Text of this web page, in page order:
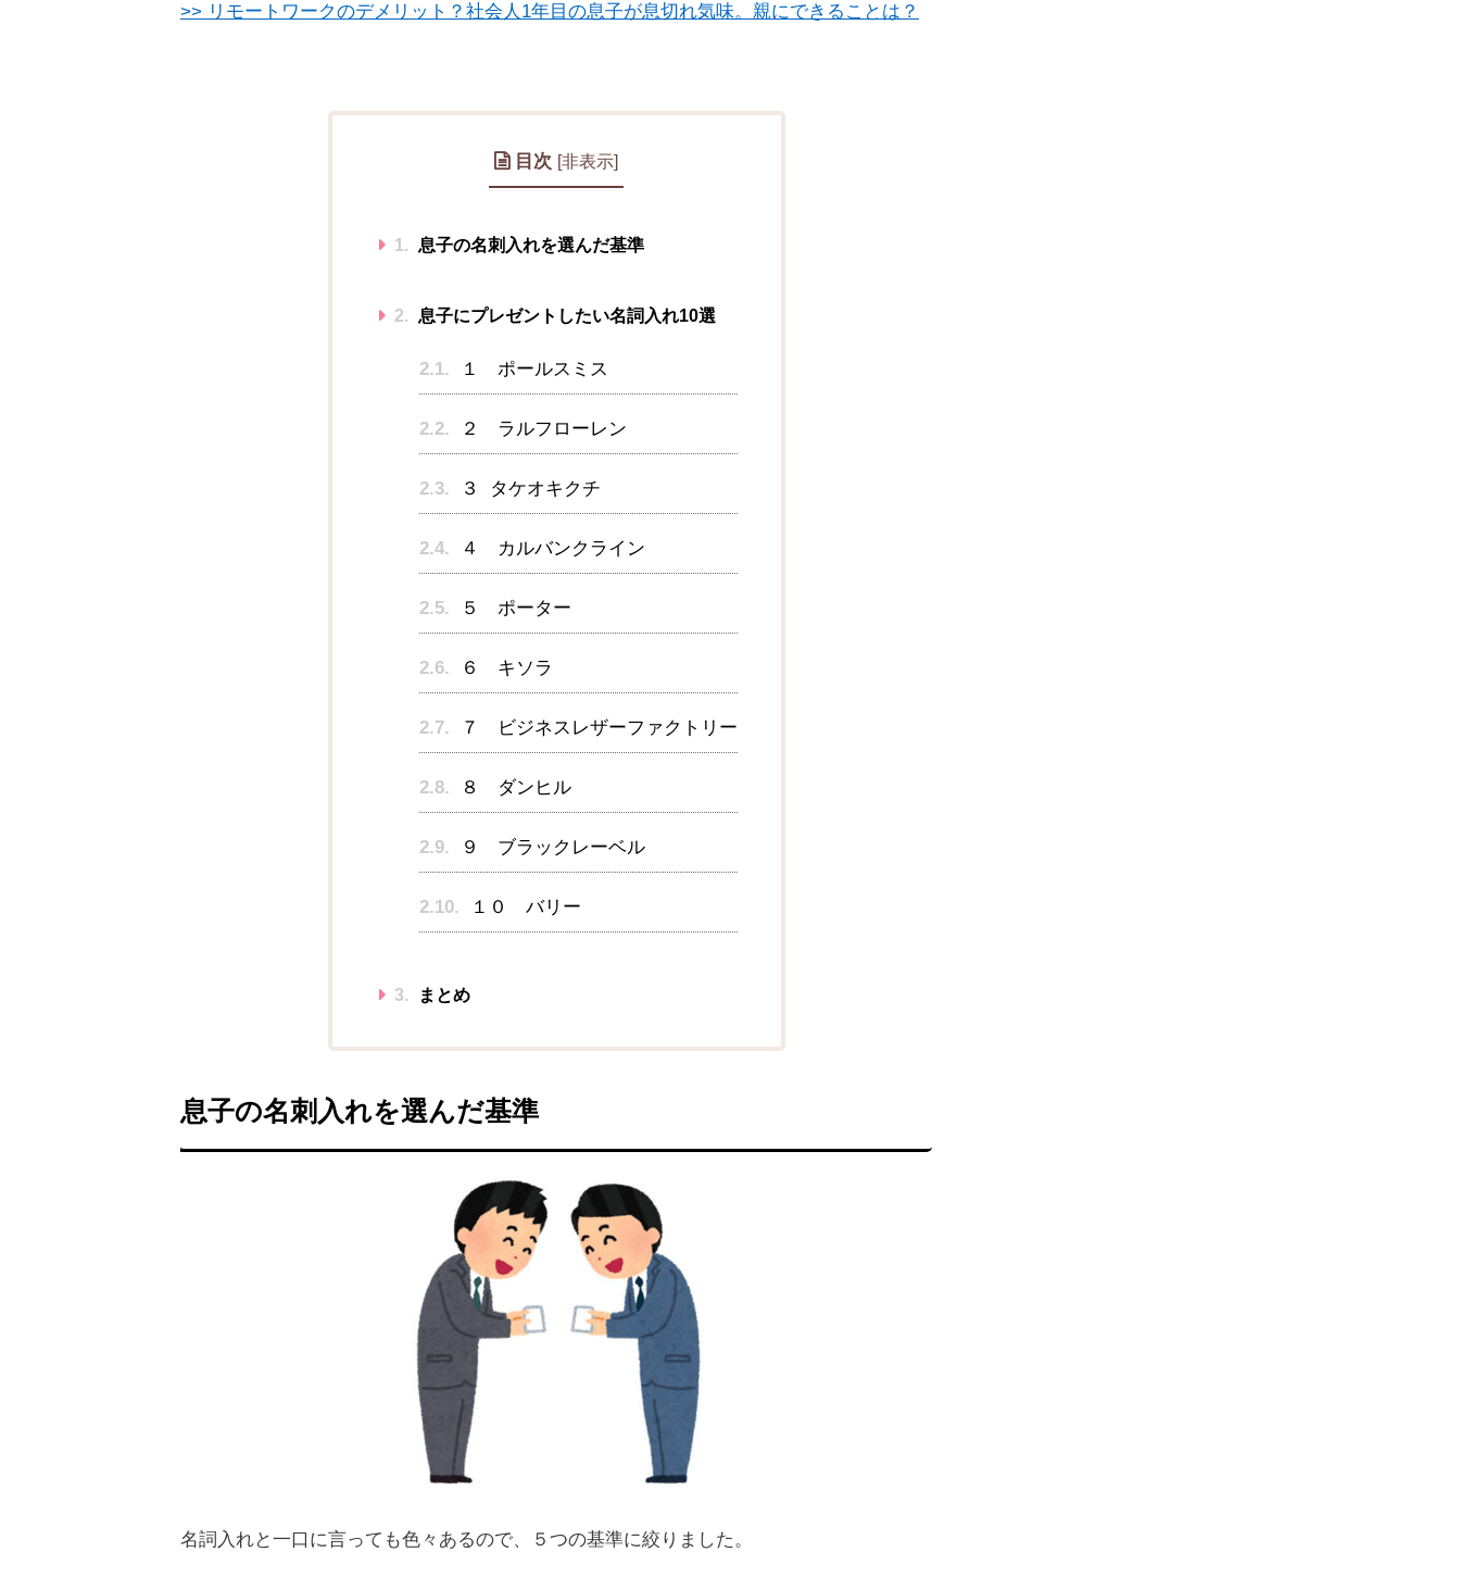
>> リモートワークのデメリット？社会人1年目の息子が息切れ気味。親にできることは？
目次 [非表示]
1. 息子の名刺入れを選んだ基準
2. 息子にプレゼントしたい名詞入れ10選
2.1. １ ポールスミス
2.2. ２ ラルフローレン
2.3. ３ タケオキクチ
2.4. ４ カルバンクライン
2.5. ５ ポーター
2.6. ６ キソラ
2.7. ７ ビジネスレザーファクトリー
2.8. ８ ダンヒル
2.9. ９ ブラックレーベル
2.10. １０ バリー
3. まとめ
息子の名刺入れを選んだ基準
名詞入れと一口に言っても色々あるので、５つの基準に絞りました。